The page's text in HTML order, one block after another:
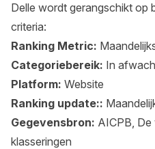
Delle wordt gerangschikt op
criteria:
Ranking Metric:
Categoriebereik: In
Platform: Website
Ranking update::
Gegevensbron: AICPB,
klasseringen